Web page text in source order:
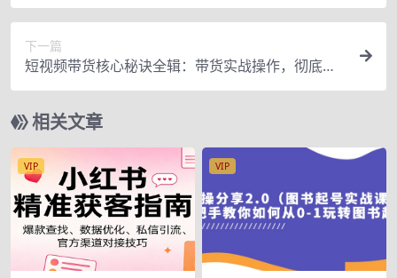
运营技巧分享
下一篇
短视频带货核心秘诀全辑：带货实战操作，彻底理
解好物分享的起号逻辑
相关文章
VIP VIP